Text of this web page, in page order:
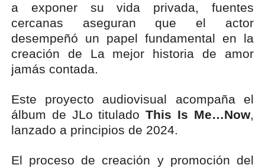
a exponer su vida privada, fuentes
cercanas aseguran que el actor
desempeñó un papel fundamental en la
creación de La mejor historia de amor
jamás contada.
Este proyecto audiovisual acompaña el
álbum de JLo tituladoThis Is Me…Now,
lanzado a principios de 2024.
El proceso de creación y promoción del